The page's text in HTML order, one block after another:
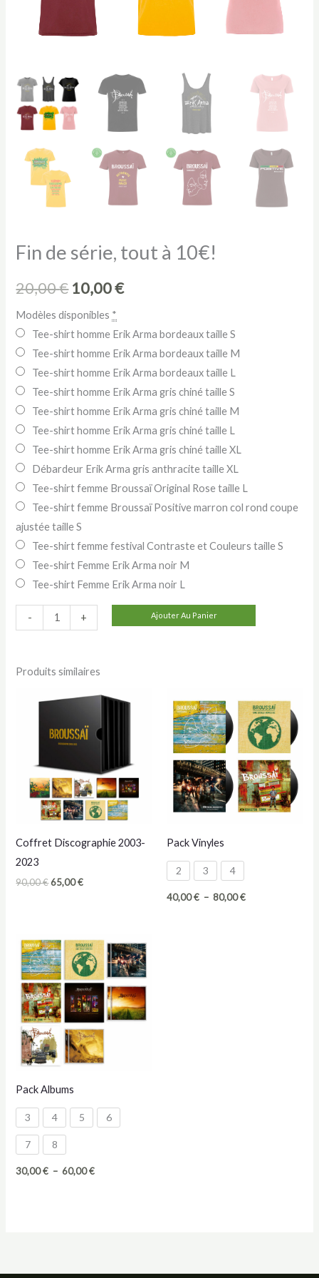
Fin de série, tout à 10€!
20,00€ Le
prix
initial
était :
20,00 €.
10,00€Le
actuel
est :
10,00 €.
Modèles disponibles *
Tee-shirt homme Erik Arma bordeaux taille S
Tee-shirt homme Erik Arma bordeaux taille M
Tee-shirt homme Erik Arma bordeaux taille L
Tee-shirt homme Erik Arma gris chiné taille S
Tee-shirt homme Erik Arma gris chiné taille M
Tee-shirt homme Erik Arma gris chiné taille L
Tee-shirt homme Erik Arma gris chiné taille XL
Débardeur Erik Arma gris anthracite taille XL
Tee-shirt femme Broussaï Original Rose taille L
Tee-shirt femme Broussaï Positive marron col rond coupe
ajustée taille S
Tee-shirt femme festival Contraste et Couleurs taille S
Tee-shirt Femme Erik Arma noir M
Tee-shirt Femme Erik Arma noir L
-
de
de
+ Ajouter Au Panier
Produits similaires
Coffret Discographie 2003-
2023
90,00€Le
65,00€Le
Pack Vinyles
2 3 4
40,00€ – 80,00€Plage
Pack Albums
3 4 5 6
7 8
30,00€ – 60,00€Plage